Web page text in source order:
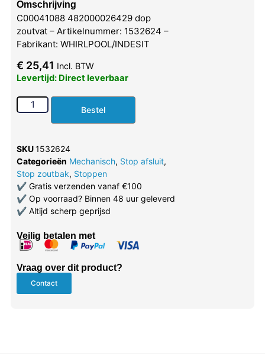
Omschrijving
C00041088 482000026429 dop
zoutvat – Artikelnummer: 1532624 –
Fabrikant: WHIRLPOOL/INDESIT
€ 25,41 Incl. BTW
Levertijd: Direct leverbaar
Bestel
SKU1532624
Categorieën Mechanisch, Stop afsluit,
Stop zoutbak, Stoppen
✔Gratis verzenden vanaf €100
✔Op voorraad? Binnen 48 uur geleverd
✔Altijd scherp geprijsd
Veilig betalen met
Vraag over dit product?
Contact